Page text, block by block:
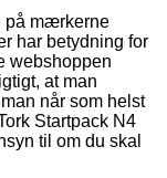
på mærkerne
har betydning for
webshoppen
at man
når som helst
Startpack N4
til om du skal